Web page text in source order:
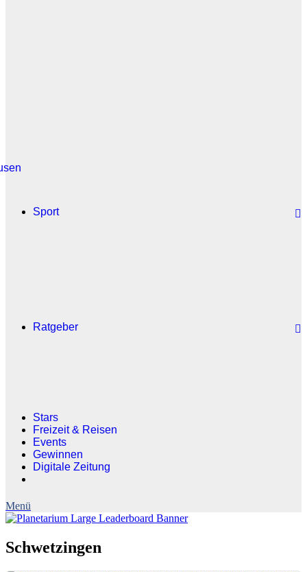
Sport
Ratgeber
Stars
Freizeit & Reisen
Events
Gewinnen
Digitale Zeitung
Schwetzingen